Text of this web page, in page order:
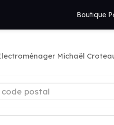
Boutique
Michaël